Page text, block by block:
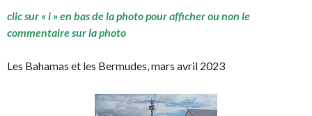
clic sur « i » en bas de la photo pour afficher ou non le
commentaire sur la photo
Les Bahamas et les Bermudes, mars avril 2023